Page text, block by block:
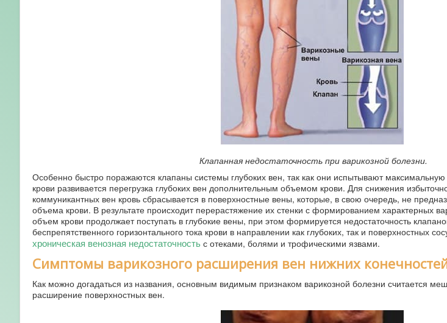
Клапанная недостаточность при варикозной болезни.
Особенно быстро поражаются клапаны системы глубоких вен, так как они испытывают максимальную
крови развивается перегрузка глубоких вен дополнительным объемом крови. Для снижения
коммуникантных вен кровь сбрасывается в поверхностные вены, которые, в свою очередь, не
объема крови. В результате происходит перерастяжение их стенки с формированием характерных
объем крови продолжает поступать в глубокие вены, при этом формируется недостаточность
беспрепятственного горизонтального тока крови в направлении как глубоких, так и поверхностных
хроническая венозная недостаточностьс отеками, болями и трофическими язвами.
Симптомы варикозного расширения вен нижних
Как можно догадаться из названия, основным видимым признаком варикозной болезни считается
расширение поверхностных вен.